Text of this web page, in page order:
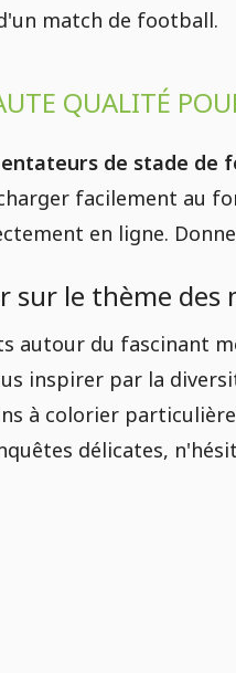
match de football.
QUALITÉ
de stade de
facilement au
en ligne.
sur le thème des
autour du fascinant
inspirer par la
à colorier
délicates,